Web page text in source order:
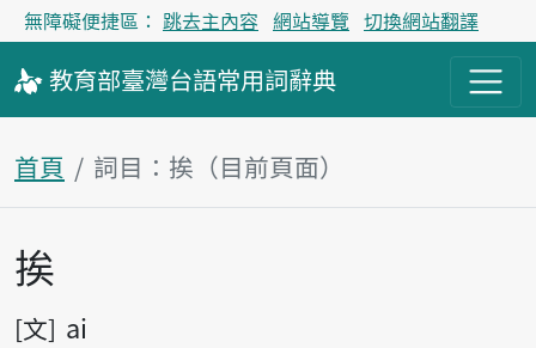
無障礙便捷區： 跳去主內容 網站導覽 切換網站翻譯
教育部臺灣台語常用詞辭典
首頁 詞目：挨（目前頁面）
主內容區塊
挨
文 ai